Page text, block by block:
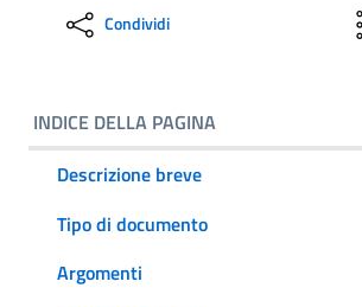
Condividi
INDICE DELLA PAGINA
Descrizione breve
Tipo di documento
Argomenti